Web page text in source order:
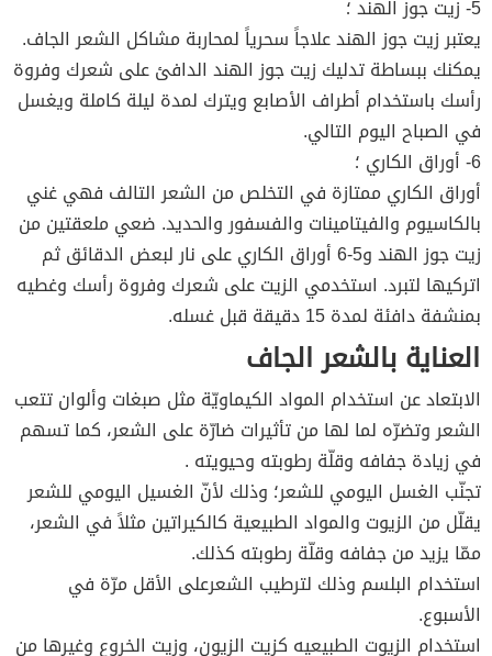
5- زيت جوز الهند ؛
يعتبر زيت جوز الهند علاجاً سحرياً لمحاربة مشاكل الشعر الجاف.
يمكنك ببساطة تدليك زيت جوز الهند الدافئ على شعرك وفروة
رأسك باستخدام أطراف الأصابع ويترك لمدة ليلة كاملة ويغسل
في الصباح اليوم التالي.
6- أوراق الكاري ؛
أوراق الكاري ممتازة في التخلص من الشعر التالف فهي غني
بالكاسيوم والفيتامينات والفسفور والحديد. ضعي ملعقتين من
زيت جوز الهند و5-6 أوراق الكاري على نار لبعض الدقائق ثم
اتركيها لتبرد. استخدمي الزيت على شعرك وفروة رأسك وغطيه
بمنشفة دافئة لمدة 15 دقيقة قبل غسله.
العناية بالشعر الجاف
الابتعاد عن استخدام المواد الكيماويّة مثل صبغات وألوان تتعب
الشعر وتضرّه لما لها من تأثيرات ضارّة على الشعر، كما تسهم
في زيادة جفافه وقلّة رطوبته وحيويته .
تجنّب الغسل اليومي للشعر؛ وذلك لأنّ الغسيل اليومي للشعر
يقلّل من الزيوت والمواد الطبيعية كالكيراتين مثلاً في الشعر،
ممّا يزيد من جفافه وقلّة رطوبته كذلك.
استخدام البلسم وذلك لترطيب الشعرعلى الأقل مرّة في
الأسبوع.
استخدام الزيوت الطبيعيه كزيت الزيون، وزيت الخروع وغيرها من